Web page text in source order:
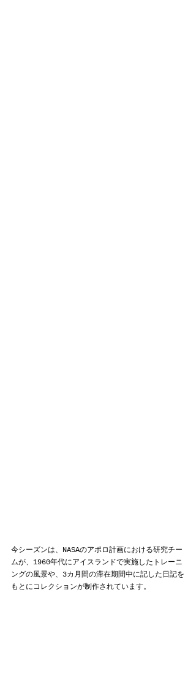
今シーズンは、NASAのアポロ計画における研究チー
ムが、1960年代にアイスランドで実施したトレーニ
ングの風景や、3カ月間の滞在期間中に記した日記を
もとにコレクションが制作されています。